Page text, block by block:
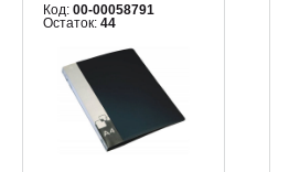
Код: 00-00058791
Остаток: 44